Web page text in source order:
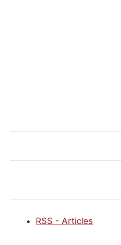
RSS - Articles